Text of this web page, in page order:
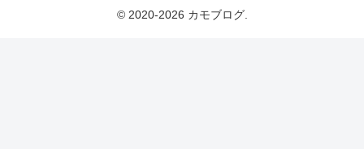
© 2020-2026 カモブログ.